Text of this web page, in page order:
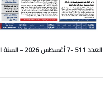
العدد 511 -7 أغسطس 2026 - السنة الثالثة